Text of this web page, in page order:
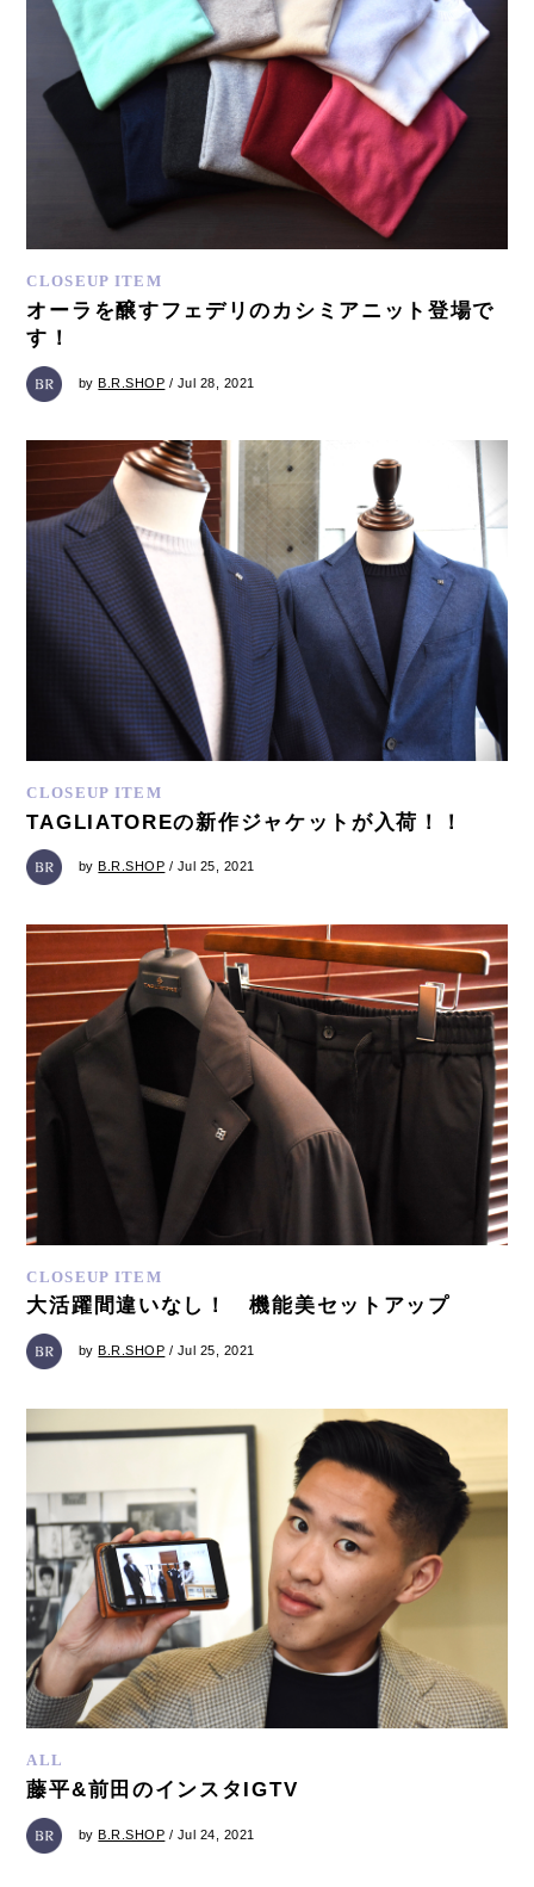
CLOSEUP ITEM
オーラを醸すフェデリのカシミアニット登場で
す！
byB.R.SHOP / Jul 28, 2021
CLOSEUP ITEM
TAGLIATOREの新作ジャケットが入荷！！
by B.R.SHOP / Jul 25, 2021
CLOSEUP ITEM
大活躍間違いなし！ 機能美セットアップ
byB.R.SHOP / Jul 25, 2021
ALL
藤平&前田のインスタIGTV
byB.R.SHOP / Jul 24, 2021